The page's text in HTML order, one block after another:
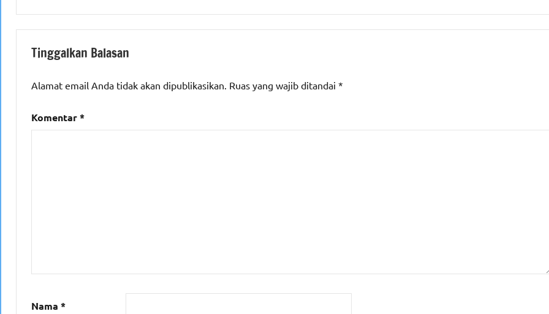
Tinggalkan Balasan
Alamat email Anda tidak akan dipublikasikan. Ruas yang wajib ditandai *
Komentar*
Nama *